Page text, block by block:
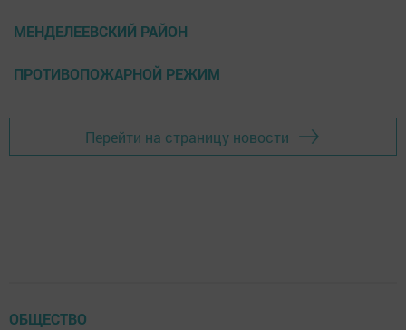
МЕНДЕЛЕЕВСКИЙ РАЙОН
ПРОТИВОПОЖАРНОЙ РЕЖИМ
Перейти на страницу новости
ОБЩЕСТВО